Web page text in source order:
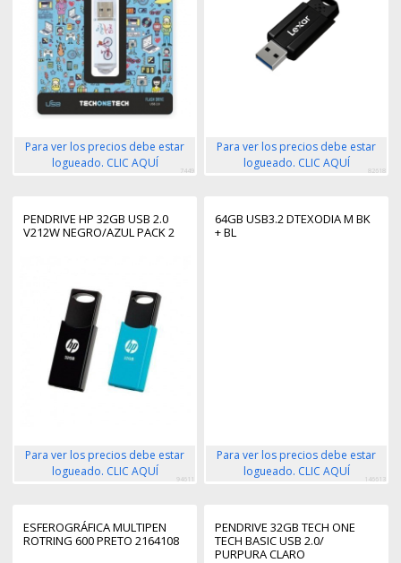
Para ver los precios debe estar
logueado. CLIC AQUÍ
7449
Para ver los precios debe estar
logueado. CLIC AQUÍ
82618
PENDRIVE HP 32GB USB 2.0
V212W NEGRO/AZUL PACK 2
Para ver los precios debe estar
logueado. CLIC AQUÍ
94611
64GB USB3.2 DTEXODIA M BK
+ BL
Para ver los precios debe estar
logueado. CLIC AQUÍ
146613
ESFEROGRÁFICA MULTIPEN
ROTRING 600 PRETO 2164108
PENDRIVE 32GB TECH ONE
TECH BASIC USB 2.0/
PURPURA CLARO